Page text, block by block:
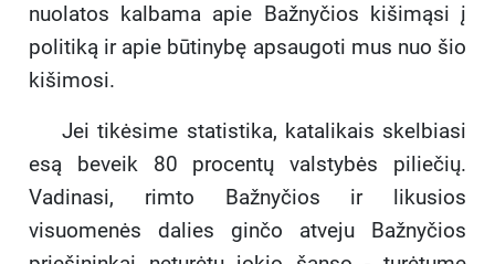
nuolatos kalbama apie Bažnyčios kišimąsi į
politiką ir apie būtinybę apsaugoti mus nuo šio
kišimosi.
Jei tikėsime statistika, katalikais skelbiasi
esą beveik 80 procentų valstybės piliečių.
Vadinasi, rimto Bažny­čios ir likusios
visuomenės dalies ginčo atveju Bažny­čios